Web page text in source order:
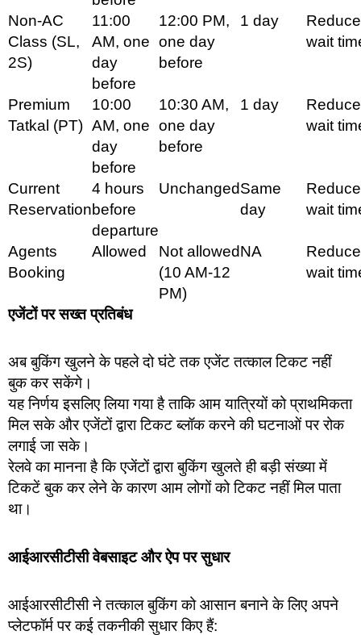
Non-AC
Class (SL,
2S)
11:00
AM, one
day
before
12:00 PM,
one day
before
1 day
wait
Premium
Tatkal (PT)
10:00
AM, one
day
before
10:30 AM,
one day
before
1 day
wait
Current
Reservation
4 hours
before
departure
UnchangedSame
day
wait
Agents
Booking
Allowed
Not allowed
(10 AM-12
PM)
NA
wait
एजेंटों पर सख्त प्रतिबंध
अब बुकिंग खुलने के पहले दो घंटे तक एजेंट तत्काल टिकट नहीं
बुक कर सकेंगे।
यह निर्णय इसलिए लिया गया है ताकि आम यात्रियों को प्राथमिकता
मिल सके और एजेंटों द्वारा टिकट ब्लॉक करने की घटनाओं पर रोक
लगाई जा सके।
रेलवे का मानना है कि एजेंटों द्वारा बुकिंग खुलते ही बड़ी संख्या में
टिकटें बुक कर लेने के कारण आम लोगों को टिकट नहीं मिल पाता
था।
आईआरसीटीसी वेबसाइट और ऐप पर सुधार
आईआरसीटीसी ने तत्काल बुकिंग को आसान बनाने के लिए अपने
प्लेटफॉर्म पर कई तकनीकी सुधार किए हैं: